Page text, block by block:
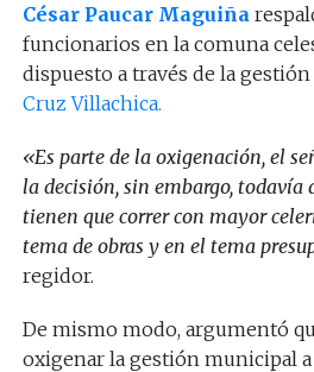
César Paucar Maguiña
funcionarios en la comuna
dispuesto a través de la gestión
Cruz Villachica.
«Es parte de la oxigenación, el
la decisión, sin embargo, todavía
tienen que correr con mayor
tema de obras y en el tema
regidor.
De mismo modo, argumentó
oxigenar la gestión municipal